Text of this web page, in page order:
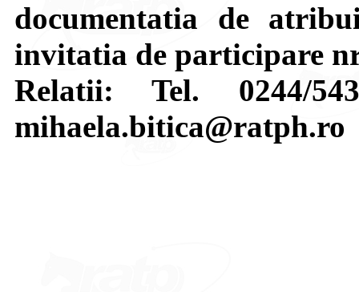
documentatia de
invitatia de participare
Relatii: Tel. 0244/
mihaela.bitica@ratph.ro